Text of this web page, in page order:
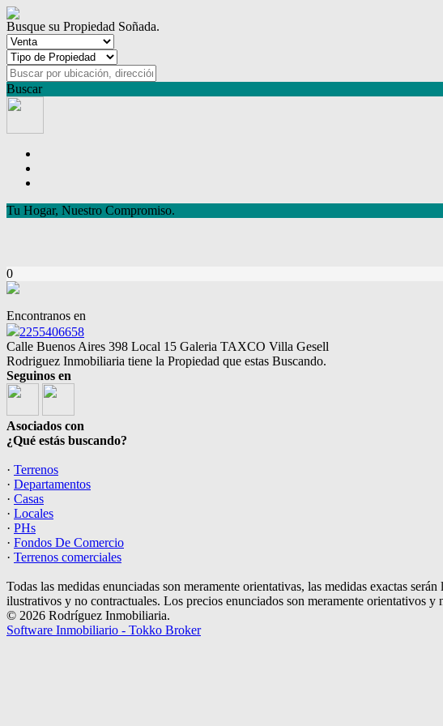
Busque su Propiedad Soñada.
Buscar
Tu Hogar, Nuestro Compromiso.
0
Encontranos en
2255406658
Calle Buenos Aires 398 Local 15 Galeria TAXCO Villa Gesell
Rodriguez Inmobiliaria tiene la Propiedad que estas Buscando.
Seguinos en
Asociados con
¿Qué estás buscando?
· Terrenos
· Departamentos
· Casas
· Locales
· PHs
· Fondos De Comercio
· Terrenos comerciales
Todas las medidas enunciadas son meramente orientativas, las medidas exactas
ilustrativos y no contractuales. Los precios enunciados son meramente orientativos y
© 2026 Rodríguez Inmobiliaria.
Software Inmobiliario - Tokko Broker